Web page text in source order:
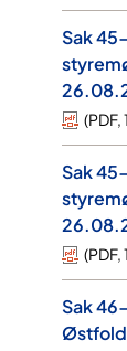
Sak
(PDF,
Sak
(PDF,
Sak
Østfold